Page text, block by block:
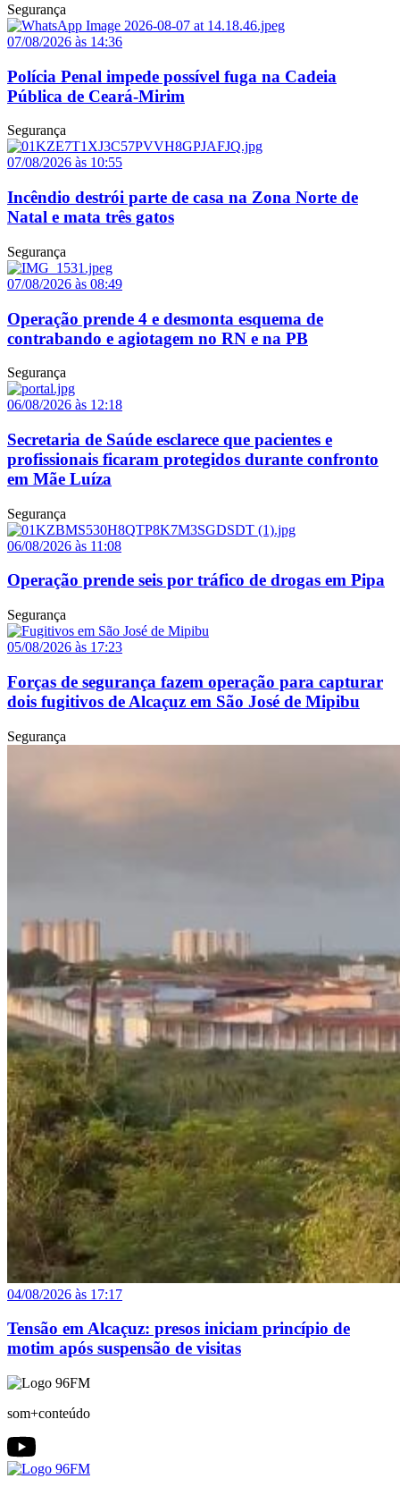
Segurança
07/08/2026 às 14:36
Polícia Penal impede possível fuga na Cadeia
Pública de Ceará-Mirim
Segurança
07/08/2026 às 10:55
Incêndio destrói parte de casa na Zona Norte de
Natal e mata três gatos
Segurança
07/08/2026 às 08:49
Operação prende 4 e desmonta esquema de
contrabando e agiotagem no RN e na PB
Segurança
06/08/2026 às 12:18
Secretaria de Saúde esclarece que pacientes e
profissionais ficaram protegidos durante confronto
em Mãe Luíza
Segurança
06/08/2026 às 11:08
Operação prende seis por tráfico de drogas em Pipa
Segurança
05/08/2026 às 17:23
Forças de segurança fazem operação para capturar
dois fugitivos de Alcaçuz em São José de Mipibu
Segurança
04/08/2026 às 17:17
Tensão em Alcaçuz: presos iniciam princípio de
motim após suspensão de visitas
som+conteúdo